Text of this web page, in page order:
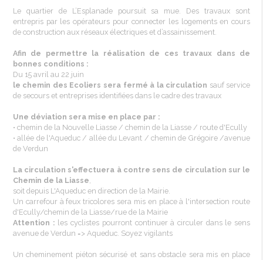
Le quartier de L’Esplanade poursuitsa mue. Destravaux
sont
entreprispar les opérateurs pour connecter leslogements en cours
de construction aux réseaux électriqueset d’assainissement.
Afin de permettre la réalisation de ces travaux dans de
bonnes conditions :
Du 15 avrilau 22 juin
le chemin des Ecoliers sera fermé à la circulation saufservice
de secourset entreprises identifiées dans le cadre des travaux
Une déviation sera mise en place par :
• chemin de la Nouvelle Liasse / chemin de la Liasse/ route d'Ecully
•allée de l'Aqueduc/ alléedu Levant /chemin de Grégoire/avenue
de Verdun
La circulation s'effectuera à contre sens de circulation sur le
Chemin de la Liasse,
soit depuis L'Aqueducen direction de la Mairie.
Un carrefour àfeux tricolores sera mis en place à l'intersection route
d'Ecully/chemin de la Liasse/rue de la Mairie
Attention : les cyclistes pourront continuerà circuler dansle sens
avenue de Verdun => Aqueduc. Soyezvigilants
Uncheminement piéton sécurisé et sans obstacle sera mis en place